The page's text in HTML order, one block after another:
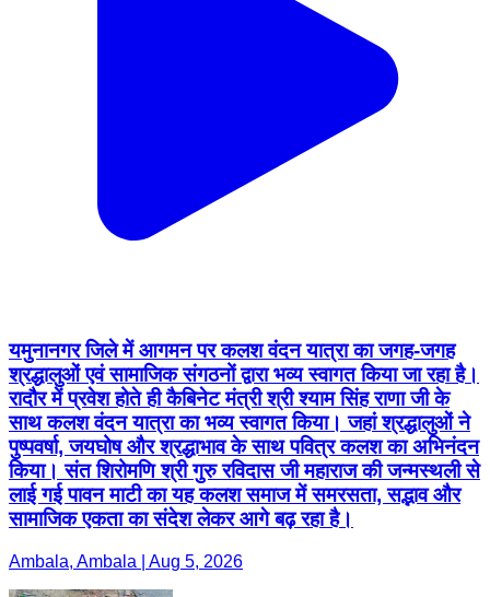
यमुनानगर जिले में आगमन पर कलश वंदन यात्रा का जगह-जगह
श्रद्धालुओं एवं सामाजिक संगठनों द्वारा भव्य स्वागत किया जा रहा है।
रादौर में प्रवेश होते ही कैबिनेट मंत्री श्री श्याम सिंह राणा जी के
साथ कलश वंदन यात्रा का भव्य स्वागत किया। जहां श्रद्धालुओं ने
पुष्पवर्षा, जयघोष और श्रद्धाभाव के साथ पवित्र कलश का अभिनंदन
किया। संत शिरोमणि श्री गुरु रविदास जी महाराज की जन्मस्थली से
लाई गई पावन माटी का यह कलश समाज में समरसता, सद्भाव और
सामाजिक एकता का संदेश लेकर आगे बढ़ रहा है।
Ambala, Ambala | Aug 5, 2026